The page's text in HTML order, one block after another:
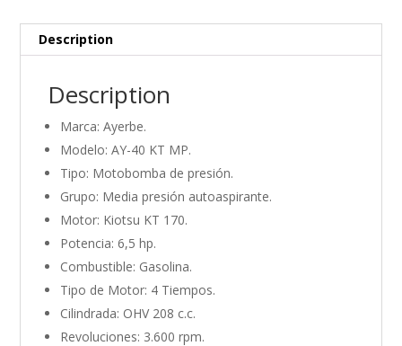
Description
Description
Marca: Ayerbe.
Modelo: AY-40 KT MP.
Tipo: Motobomba de presión.
Grupo: Media presión autoaspirante.
Motor: Kiotsu KT 170.
Potencia: 6,5 hp.
Combustible: Gasolina.
Tipo de Motor: 4 Tiempos.
Cilindrada: OHV 208 c.c.
Revoluciones: 3.600 rpm.